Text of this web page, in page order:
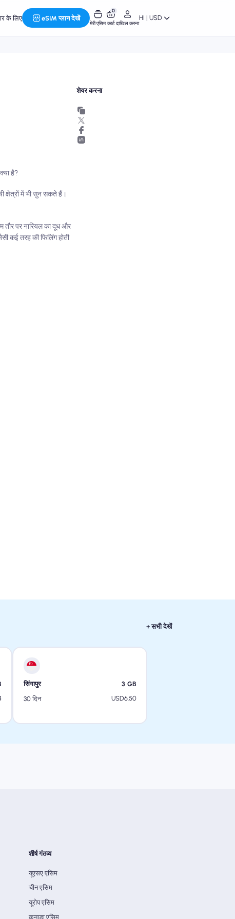
के लिए eSIM प्लान देखें
मेरी एसिम
0
कार्ट दाखिल करना
HI | USD
है?
क्षेत्रों में भी सुन सकते हैं।
तौर पर नारियल का दूध और
कई तरह की फिलिंग होती
शेयर करना
+ सभी देखें
सिंगापुर 3 GB
30 दिन
USD6.50
शीर्ष गंतव्य
यूएसए एसिम
चीन एसिम
यूरोप एसिम
कनाडा एसिम